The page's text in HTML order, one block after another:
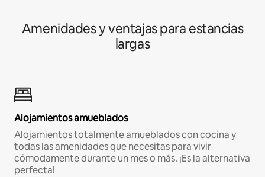
Amenidades y ventajas para estancias
largas
Alojamientos amueblados
Alojamientos totalmente amueblados con cocina y
todas las amenidades que necesitas para vivir
cómodamente durante un mes o más. ¡Es la alternativa
perfecta!